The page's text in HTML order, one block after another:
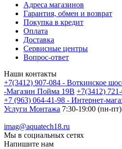
Адреса магазинов
Гарантия, обмен и возврат
Покупка в кредит
Оплата
Доставка
Сервисные центры
Вопрос-ответ
Наши контакты
+7(3412) 907-084 - Воткинское
-Магазин Пойма 19В +7(3412)
+7 (963) 064-41-98 - Интернет-
Услуги Монтажа 7:30-19:00 (пн-
imag@aquatech18.ru
Мы в социальных сетях
Напишите нам